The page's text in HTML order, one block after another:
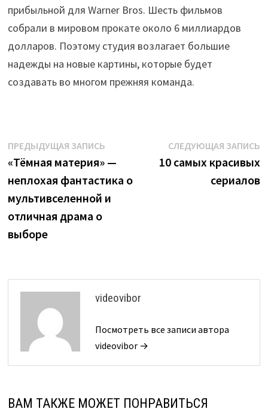
прибыльной для Warner Bros. Шесть фильмов
собрали в мировом прокате около 6 миллиардов
долларов. Поэтому студия возлагает большие
надежды на новые картины, которые будет
создавать во многом прежняя команда.
Навигация
по
записям
ПРЕДЫДУЩАЯ ЗАПИСЬПредыдущая
запись:
«Тёмная материя» —
неплохая фантастика о
мультивселенной и
отличная драма о
выборе
СЛЕДУЮЩАЯ ЗАПИСЬ
10 самых красивых
сериалов
videovibor
Посмотреть все записи автора
videovibor →
ВАМ ТАКЖЕ МОЖЕТ ПОНРАВИТЬСЯ